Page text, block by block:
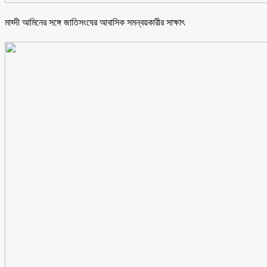
মাহ্দী আমিনের সঙ্গে জাতিসংঘের আবাসিক সমন্বয়কারীর সাক্ষাৎ